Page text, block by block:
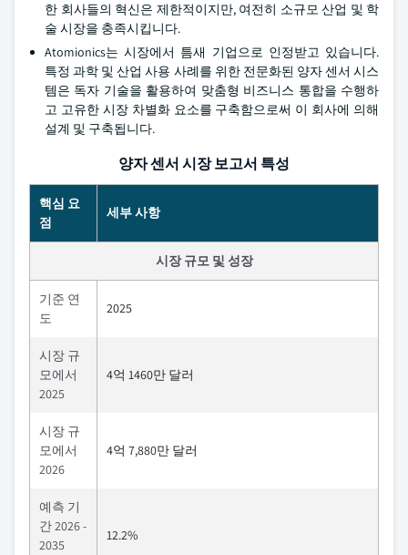
한 회사들의 혁신은 제한적이지만, 여전히 소규모 산업 및 학
술 시장을 충족시킵니다.
Atomionics는 시장에서 틈새 기업으로 인정받고 있습니다.
특정 과학 및 산업 사용 사례를 위한 전문화된 양자 센서 시스
템은 독자 기술을 활용하여 맞춤형 비즈니스 통합을 수행하
고 고유한 시장 차별화 요소를 구축함으로써 이 회사에 의해
설계 및 구축됩니다.
양자 센서 시장 보고서 특성
핵심 요
점
세부 사항
시장 규모 및 성장
기준 연
도
2025
시장 규
모에서
2025
4억 1460만 달러
시장 규
모에서
2026
4억 7,880만 달러
예측 기
간 2026 -
2035
12.2%